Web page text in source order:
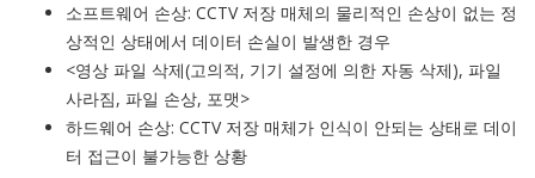
소프트웨어 손상: CCTV 저장 매체의 물리적인 손상이 없는 정
상적인 상태에서 데이터 손실이 발생한 경우
<영상 파일 삭제(고의적, 기기 설정에 의한 자동 삭제), 파일
사라짐, 파일 손상, 포맷>
하드웨어 손상: CCTV 저장 매체가 인식이 안되는 상태로 데이
터 접근이 불가능한 상황